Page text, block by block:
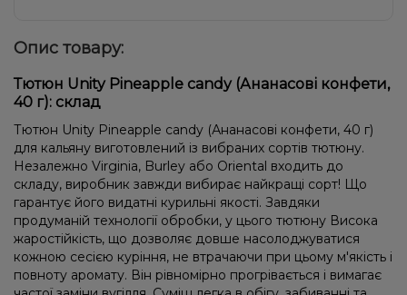
Опис товару:
Тютюн Unity Pineapple candy (Ананасові конфети,
40 г): склад
Тютюн Unity Pineapple candy (Ананасові конфети, 40 г)
для кальяну виготовлений із вибраних сортів тютюну.
Незалежно Virginia, Burley або Oriental входить до
складу, виробник завжди вибирає найкращі сорт! Що
гарантує його видатні курильні якості. Завдяки
продуманій технології обробки, у цього тютюну Висока
жаростійкість, що дозволяє довше насолоджуватися
кожною сесією куріння, не втрачаючи при цьому м'якість і
повноту аромату. Він рівномірно прогрівається і вимагає